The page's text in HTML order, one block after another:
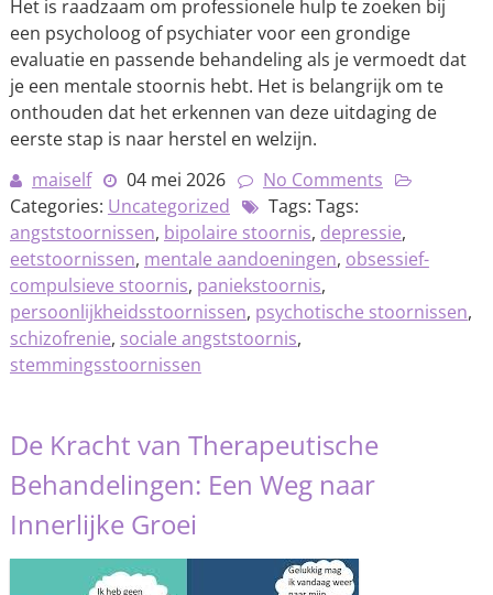
Het is raadzaam om professionele hulp te zoeken bij
een psycholoog of psychiater voor een grondige
evaluatie en passende behandeling als je vermoedt dat
je een mentale stoornis hebt. Het is belangrijk om te
onthouden dat het erkennen van deze uitdaging de
eerste stap is naar herstel en welzijn.
maiself
04 mei 2026
No Comments
Categories: Uncategorized
Tags: Tags:
angststoornissen, bipolaire stoornis, depressie,
eetstoornissen, mentale aandoeningen, obsessief-
compulsieve stoornis, paniekstoornis,
persoonlijkheidsstoornissen, psychotische stoornissen,
schizofrenie, sociale angststoornis,
stemmingsstoornissen
De Kracht van Therapeutische
Behandelingen: Een Weg naar
Innerlijke Groei